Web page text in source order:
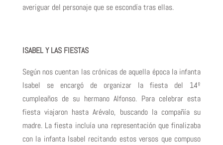
averiguar del personaje que se escondía tras ellas.
ISABEL Y LAS FIESTAS
Según nos cuentan las crónicas de aquella época la infanta
Isabel se encargó de organizar la fiesta del 14º
cumpleaños de su hermano Alfonso. Para celebrar esta
fiesta viajaron hasta Arévalo, buscando la compañía su
madre. La fiesta incluía una representación que finalizaba
con la infanta Isabel recitando estos versos que compuso